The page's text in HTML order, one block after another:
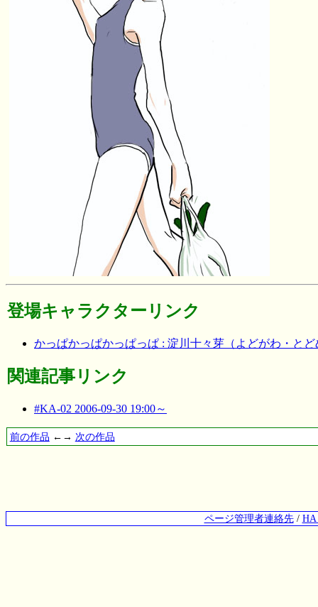
登場キャラクターリンク
かっぱかっぱかっぱっぱ : 淀川十々芽（よどがわ・とど
関連記事リンク
#KA-02 2006-09-30 19:00～
前の作品 ←→ 次の作品
ページ管理者連絡先/ HA